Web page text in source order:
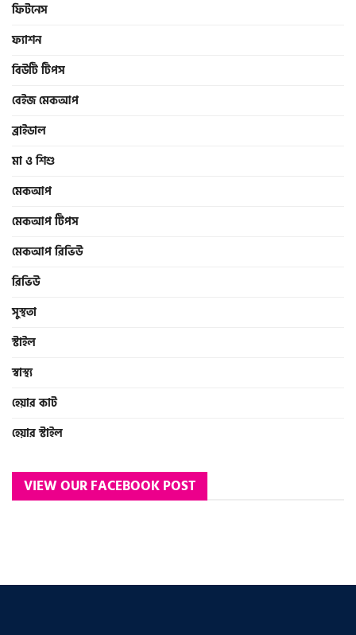
ফিটনেস
ফ্যাশন
বিউটি টিপস
বেইজ মেকআপ
ব্রাইডাল
মা ও শিশু
মেকআপ
মেকআপ টিপস
মেকআপ রিভিউ
রিভিউ
সুস্থতা
স্টাইল
স্বাস্থ্য
হেয়ার কাট
হেয়ার স্টাইল
VIEW OUR FACEBOOK POST